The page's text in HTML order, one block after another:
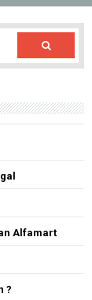
Alfamart
?